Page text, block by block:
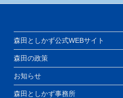
森田としかず公式WEBサイト
森田の政策
お知らせ
森田としかず事務所